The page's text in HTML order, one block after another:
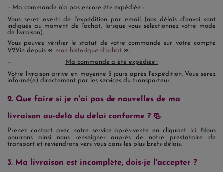
Ma commande n'a pas encore été expédiée :
Vous serez averti de l'expédition par email (nos délais d'envoi sont
indiqués au moment de l’achat, lorsque vous sélectionnez votre mode
de livraison).
Vous pouvez vérifier le statut de votre commande sur votre compte
V2Vin depuis « mon historique d’achat ».
Ma commande a été expédiée :
Votre livraison arrive en moyenne 5 jours après l'expédition. Vous serez
informé(e) directement par les services du transporteur.
2. Que faire si je n'ai pas de nouvelles de ma
livraison au-delà du délai conforme ? 📃
Prenez contact avec notre service après-vente en cliquant ici. Nous
pourrons ainsi nous renseigner auprès de notre prestataire de
transport et reviendrons vers vous dans les plus brefs délais.
3. Ma livraison est incomplète, dois-je l'accepter ?